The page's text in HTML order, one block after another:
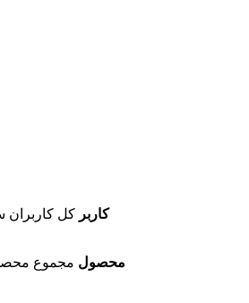
1811 کاربر کل کاربران
7442 محصول مجموع